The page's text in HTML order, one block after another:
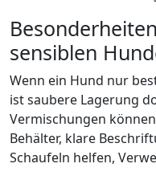
sensiblen
Wenn ein Hund nur
ist saubere Lagerung
Vermischungen
Behälter, klare
Schaufeln helfen,